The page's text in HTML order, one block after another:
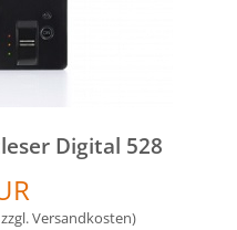
Digital 528
Versandkosten)